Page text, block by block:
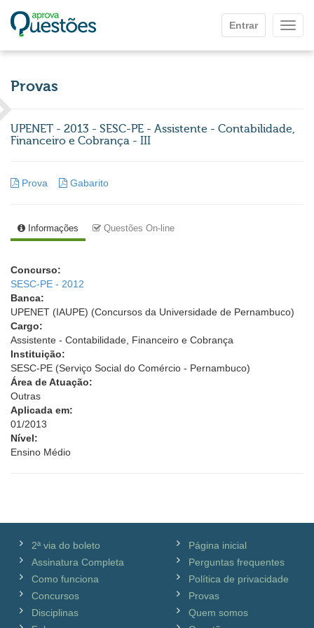
Entrar
Provas
UPENET - 2013 - SESC-PE - Assistente - Contabilidade,
Financeiro e Cobrança - III
Prova Gabarito
Informações Questões On-line
Concurso:
SESC-PE - 2012
Banca:
UPENET (IAUPE) (Concursos da Universidade de Pernambuco)
Cargo:
Assistente - Contabilidade, Financeiro e Cobrança
Instituição:
SESC-PE (Serviço Social do Comércio - Pernambuco)
Área de Atuação:
Outras
Aplicada em:
01/2013
Nível:
Ensino Médio
2ª via do boleto
Assinatura Completa
Como funciona
Concursos
Disciplinas
Página inicial
Perguntas frequentes
Política de privacidade
Provas
Quem somos